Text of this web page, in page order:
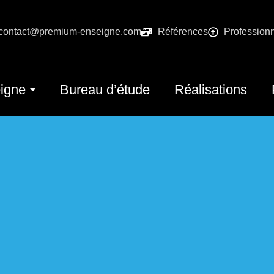
enseigne.com Références
Bureau d’étude Réalisations